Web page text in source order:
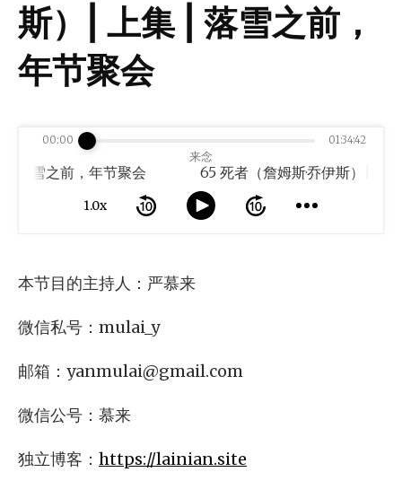
斯）| 上集 | 落雪之前，
年节聚会
来念
落雪之前，年节聚会
1.0x
00:00 01:34:42
本节目的主持人：严慕来
微信私号：mulai_y
邮箱： yanmulai@gmail.com
微信公号：慕来
独立博客： https://lainian.site